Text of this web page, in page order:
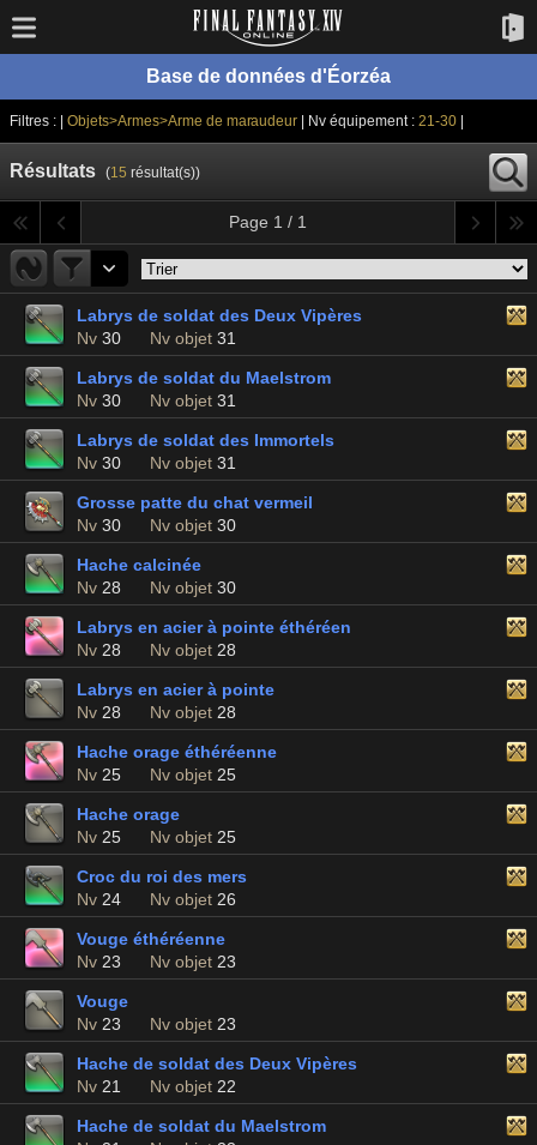
Base de données d'Éorzéa
Filtres : | Objets>Armes>Arme de maraudeur | Nv équipement :21-30
Résultats (15 résultat(s))
Page 1 / 1
Labrys de soldat des Deux Vipères
Nv 30 Nv objet 31
Labrys de soldat du Maelstrom
Nv 30 Nv objet 31
Labrys de soldat des Immortels
Nv 30 Nv objet 31
Grosse patte du chat vermeil
Nv 30 Nv objet 30
Hache calcinée
Nv 28 Nv objet 30
Labrys en acier à pointe éthéréen
Nv 28 Nv objet 28
Labrys en acier à pointe
Nv 28 Nv objet 28
Hache orage éthéréenne
Nv 25 Nv objet 25
Hache orage
Nv 25 Nv objet 25
Croc du roi des mers
Nv 24 Nv objet 26
Vouge éthéréenne
Nv 23 Nv objet 23
Vouge
Nv 23 Nv objet 23
Hache de soldat des Deux Vipères
Nv 21 Nv objet 22
Hache de soldat du Maelstrom